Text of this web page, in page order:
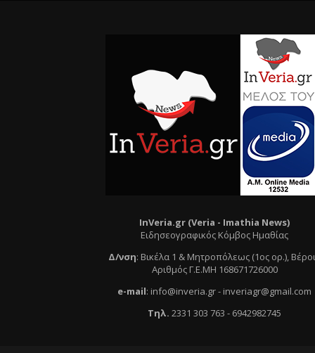
InVeria.gr (Veria - Ιmathia News)
Ειδησεογραφικός Κόμβος Ημαθίας
Δ/νση: Βικέλα 1 & Μητροπόλεως (1ος ορ.),
Αριθμός Γ.Ε.ΜΗ 168671726000
e-mail: info@inveria.gr- inveriagr@gmail.com
Τηλ. 2331 303 763 - 6942982745